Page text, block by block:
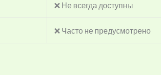
❌ Не всегда доступны
❌ Часто не предусмотрено